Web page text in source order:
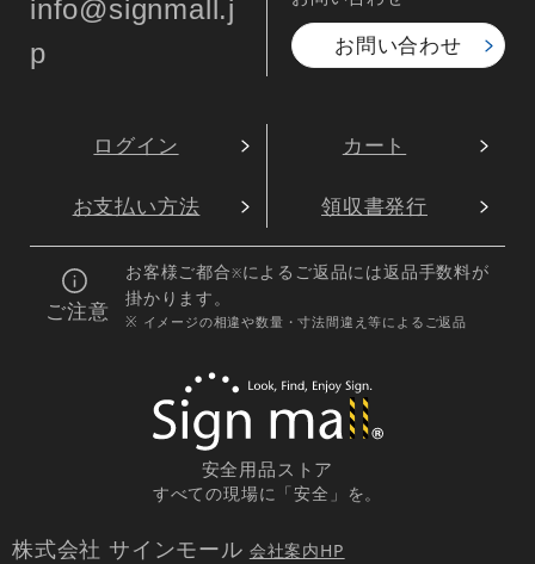
info@signmall.j
p
お問い合わせ
ログイン カート
お支払い方法 領収書発行
ご注意
お客様ご都合※によるご返品には返品手数料が
掛かります。
※ イメージの相違や数量・寸法間違え等によるご返品
安全用品ストア
すべての現場に「安全」を。
株式会社 サインモール 会社案内HP